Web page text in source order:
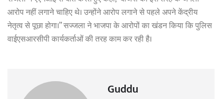
आरोप नहीं लगाने चाहिए थे। उन्होंने आरोप लगाने से पहले अपने केंद्रीय
नेतृत्व से पूछा होगा।” सज्जला ने भाजपा के आरोपों का खंडन किया कि पुलिस
वाईएसआरसीपी कार्यकर्ताओं की तरह काम कर रही है।
Guddu